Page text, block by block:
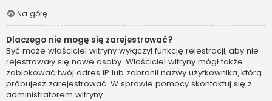
Na górę
Dlaczego nie mogę się zarejestrować?
Być może właściciel witryny wyłączył funkcję rejestracji, aby nie
rejestrowały się nowe osoby. Właściciel witryny mógł także
zablokować twój adres IP lub zabronił nazwy użytkownika, którą
próbujesz zarejestrować. W sprawie pomocy skontaktuj się z
administratorem witryny.